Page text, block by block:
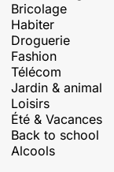
Bricolage
Habiter
Droguerie
Fashion
Télécom
Jardin & animal
Loisirs
Été & Vacances
Back to school
Alcools